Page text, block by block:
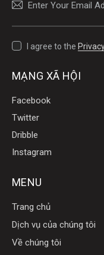
I agree to the
MẠNG XÃ HỘI
Facebook
Twitter
Dribble
Instagram
MENU
Trang chủ
Dịch vụ của chúng tôi
Về chúng tôi